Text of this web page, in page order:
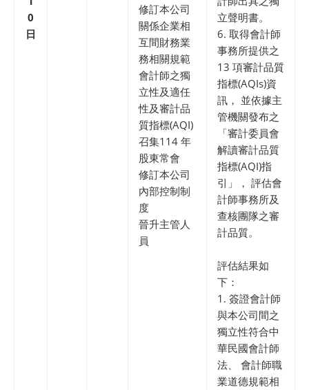
0
日
修訂本公司
關係企業相
互間財務業
務相關規範
會計師之獨
立性及適任
性及審計品
質指標(AQI)
召集114 年
股東常會
修訂本公司
內部控制制
度
晉升主管人
員
立聲明書。
6. 取得會計師
事務所提供之
13 項審計品質
指標(AQIs)資
訊， 並依據主
管機關發布之
「審計委員會
解讀審計品質
指標(AQI)指
引」， 評估會
計師事務所及
查核團隊之審
計品質。
評估結果如
下：
1. 簽證會計師
與本公司間之
獨立性符合中
華民國會計師
法、 會計師職
業道德規範相